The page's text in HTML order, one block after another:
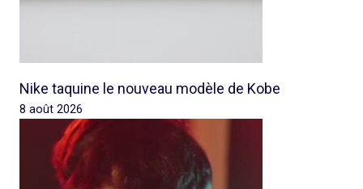
Nike taquine le nouveau modèle de Kobe
8 août 2026